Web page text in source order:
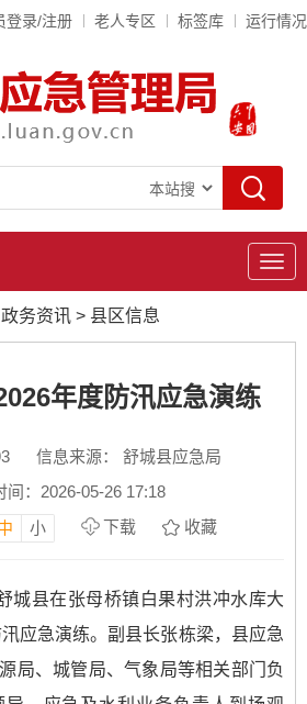
登录/注册 老人专区 标签库 运行情况
导
航
政务资讯 > 县区信息
年度防汛应急演练
信息来源： 舒城县应急局
间：2026-05-26 17:18
小 下载 收藏
城县在张母桥镇白果村洪冲水库大
应急演练。副县长张栋梁，县应急
局、城管局、气象局等相关部门负